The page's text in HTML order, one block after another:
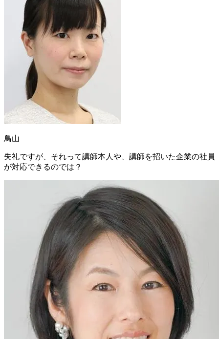
鳥山
失礼ですが、それって講師本人や、講師を招いた企業の社員
が対応できるのでは？